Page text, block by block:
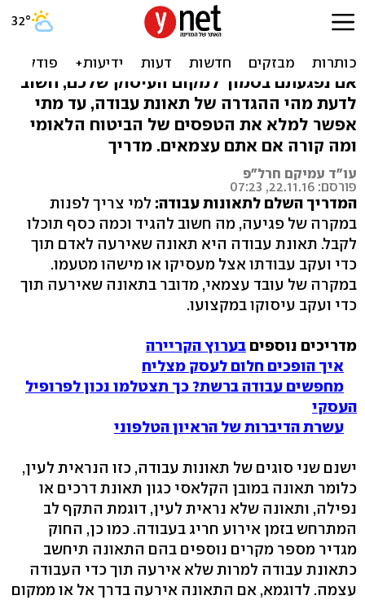
כך תקבלו את הפיצויים אחרי
תאונת עבודה
אם נפגעתם בסמוך למקום העיסוק שלכם, חשוב
לדעת מהי ההגדרה של תאונת עבודה, עד מתי
אפשר למלא את הטפסים של הביטוח הלאומי
ומה קורה אם אתם עצמאים. מדריך
עו"ד עמיקם חרל"פ
פורסם: 22.11.16, 07:23
המדריך השלם לתאונות עבודה: למי צריך לפנות
במקרה של פגיעה, מה חשוב להגיד וכמה כסף תוכלו
לקבל. תאונת עבודה היא תאונה שאירעה לאדם תוך
כדי ועקב עבודתו אצל מעסיקו או מישהו מטעמו.
במקרה של עובד עצמאי, מדובר בתאונה שאירעה תוך
כדי ועקב עיסוקו במקצועו.
מדריכים נוספים בערוץ הקריירה
איך הופכים חלום לעסק מצליח
מחפשים עבודה ברשת? כך תצטלמו נכון לפרופיל
העסקי
עשרת הדיברות של הראיון הטלפוני
ישנם שני סוגים של תאונות עבודה, כזו הנראית לעין,
כלומר תאונה במובן הקלאסי כגון תאונת דרכים או
נפילה, ותאונה שלא נראית לעין, דוגמת התקף לב
המתרחש בזמן אירוע חריג בעבודה. כמו כן, החוק
מגדיר מספר מקרים נוספים בהם התאונה תיחשב
כתאונת עבודה למרות שלא אירעה תוך כדי העבודה
עצמה. לדוגמא, אם התאונה אירעה בדרך אל או ממקום